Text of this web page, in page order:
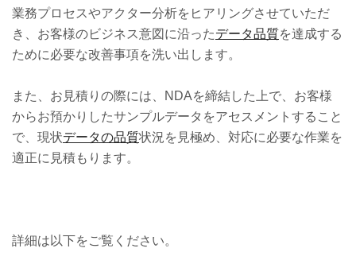
業務プロセスやアクター分析をヒアリングさせていただ
き、お客様のビジネス意図に沿ったデータ品質を達成する
ために必要な改善事項を洗い出します。
また、お見積りの際には、NDAを締結した上で、お客様
からお預かりしたサンプルデータをアセスメントすること
で、現状データの品質状況を見極め、対応に必要な作業を
適正に見積もります。
詳細は以下をご覧ください。